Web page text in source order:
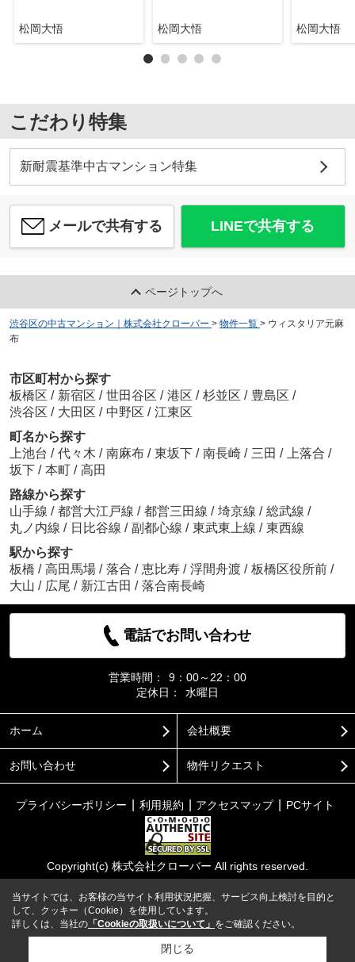
松岡大悟 松岡大悟 松岡大悟
こだわり特集
新耐震基準中古マンション特集
メールで共有する LINEで共有する
ページトップへ
渋谷区の中古マンション｜株式会社クローバー > 物件一覧 > ウィスタリア元麻
布
市区町村から探す
板橋区 / 新宿区 / 世田谷区 / 港区 / 杉並区 / 豊島区 /
渋谷区 / 大田区 / 中野区 / 江東区
町名から探す
上池台 / 代々木 / 南麻布 / 東坂下 / 南長崎 / 三田 / 上落合 /
坂下 / 本町 / 高田
路線から探す
山手線 / 都営大江戸線 / 都営三田線 / 埼京線 / 総武線 /
丸ノ内線 / 日比谷線 / 副都心線 / 東武東上線 / 東西線
駅から探す
板橋 / 高田馬場 / 落合 / 恵比寿 / 浮間舟渡 / 板橋区役所前 /
大山 / 広尾 / 新江古田 / 落合南長崎
電話でお問い合わせ
営業時間：
9：00～22：00
定休日：
水曜日
ホーム 会社概要
お問い合わせ 物件リクエスト
プライバシーポリシー 利用規約 アクセスマップ PCサイト
Copyright(c) 株式会社クローバー All rights reserved.
当サイトでは、お客様の当サイト利用状況把握、サービス向上検討を目的と
して、クッキー（Cookie）を使用しています。
詳しくは、当社の 「Cookieの取扱いについて」 をご確認ください。
閉じる